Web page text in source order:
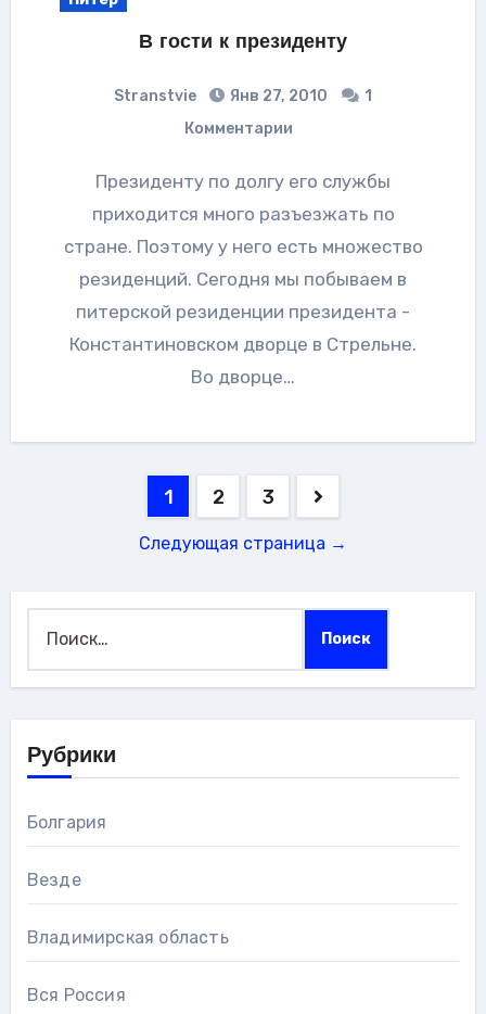
В гости к президенту
Stranstvie Янв 27, 2010
1
Комментарии
Президенту по долгу его службы
приходится много разъезжать по
стране. Поэтому у него есть множество
резиденций. Сегодня мы побываем в
питерской резиденции президента -
Константиновском дворце в Стрельне.
Во дворце…
Пагинация
записей
1 2 3
Следующая страница →
Рубрики
Болгария
Везде
Владимирская область
Вся Россия